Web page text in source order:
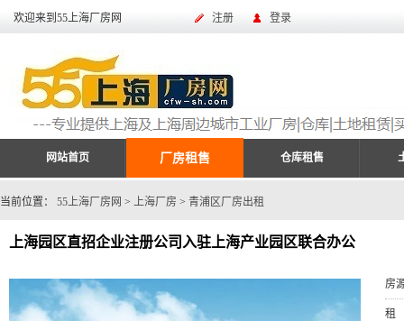
欢迎来到55上海厂房网 注册 登录
网站首页 厂房租售 仓库租售
当前位置： 55上海厂房网 > 上海厂房 > 青浦区厂房出租
上海园区直招企业注册公司入驻上海产业园区联合办公
房
租